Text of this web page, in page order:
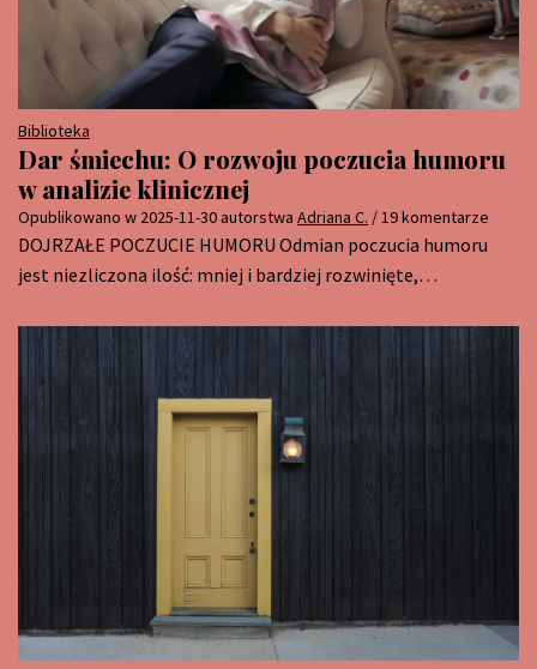
Biblioteka
Dar śmiechu: O rozwoju poczucia humoru
w analizie klinicznej
Opublikowano w 2025-11-30autorstwa Adriana C. / 19 komentarze
DOJRZAŁE POCZUCIE HUMORU Odmian poczucia humoru
jest niezliczona ilość: mniej i bardziej rozwinięte,…